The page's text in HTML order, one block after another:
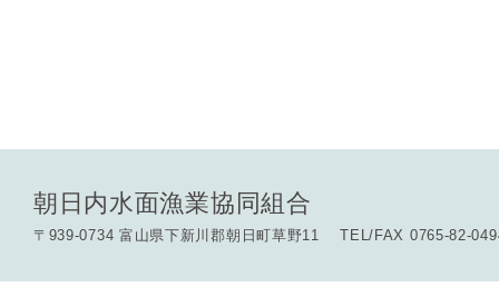
朝日内水面漁業協同組合
〒939-0734 富山県下新川郡朝日町草野11 TEL/FAX 0765-82-